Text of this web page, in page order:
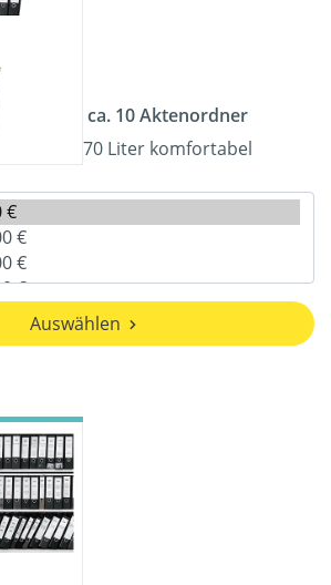
ca. 10 Aktenordner
70 Liter komfortabel
Auswählen